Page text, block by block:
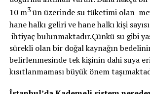
10 m3ün üzerinde su tüketimi olan
hane halkı geliri ve hane halkı kişi
ihtiyaç bulunmaktadır.Çünkü su gibi
sürekli olan bir doğal kaynağın
belirlenmesinde tek kişinin dahi suya
kısıtlanmaması büyük önem